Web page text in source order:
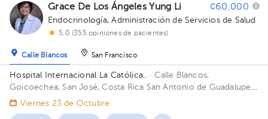
Grace De Los Ángeles Yung Li ¢60.000
Endocrinología,Administración de Servicios de Salud
5.0 (355 opiniones de pacientes)
Calle Blancos San Francisco
Hospital Internacional La Católica..· Calle Blancos,
Goicoechea, San José, Costa Rica San Antonio de Guadalupe,
Goicoechea, frente a los Tribunales de Justicia. Edificio Anexo.
Viernes 23 de Octubre